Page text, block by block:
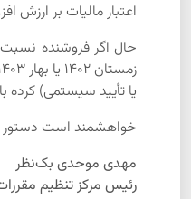
اعتبار مالیات بر ارزش
یا تأیید سیستمی) کرده باشد به ترتیب در زمستان 1402 یا بهار 1403 یا تابستان 1403
خواهشمند است دستور
مهدی موحدی بک‌نظر
رئیس مرکز تنظیم